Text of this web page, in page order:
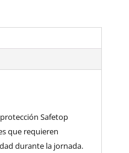
Safetop
que requieren
durante la jornada.